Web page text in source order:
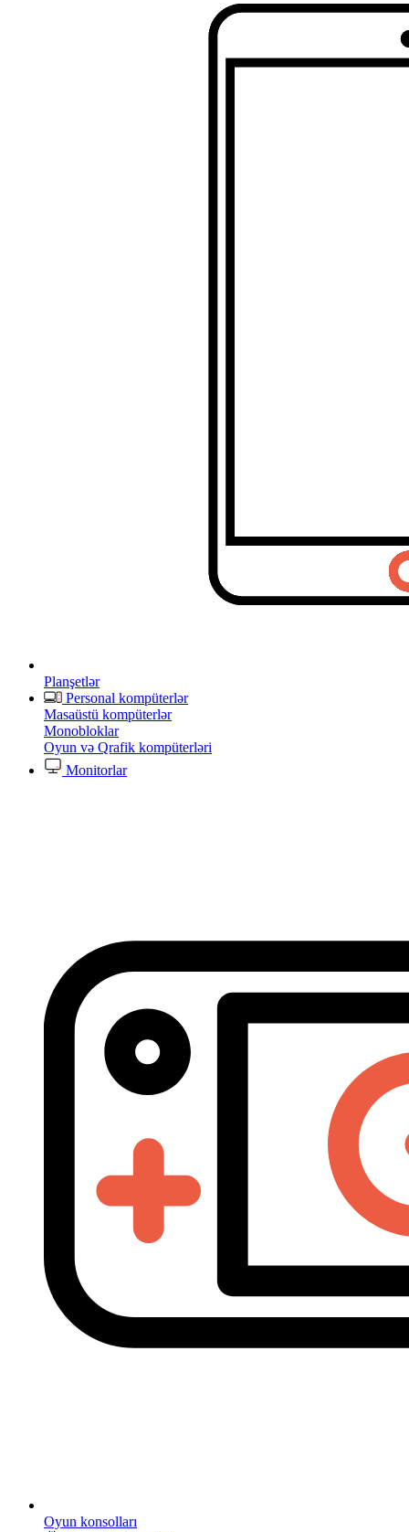
Planşetlər
Personal kompüterlər
Masaüstü kompüterlər
Monobloklar
Oyun və Qrafik kompüterləri
Monitorlar
Oyun konsolları